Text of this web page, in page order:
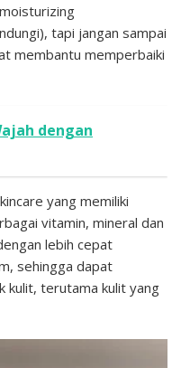
tapi jangan sampai
membantu memperbaiki
dengan
yang memiliki
vitamin, mineral dan
lebih cepat
sehingga dapat
kulit, terutama kulit yang